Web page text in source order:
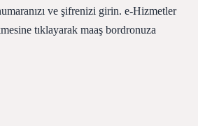
ve şifrenizi girin. e-Hizmetler
tıklayarak maaş bordronuza